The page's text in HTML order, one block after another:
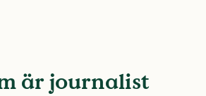
är journalist